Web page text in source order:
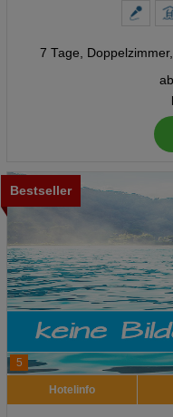
7 Tage,
ab
5
Bestseller
Hotelinfo